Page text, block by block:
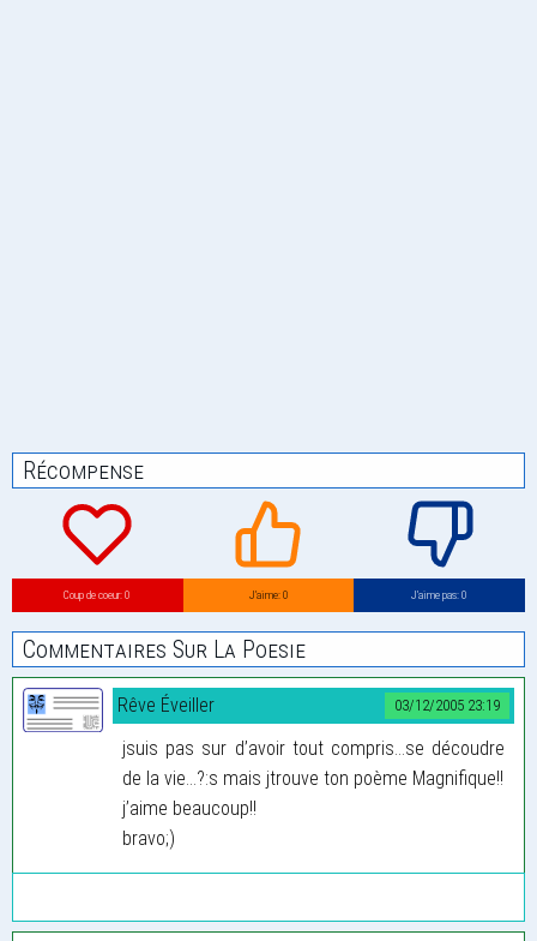
Récompense
Coup de coeur: 0 J’aime: 0 J’aime pas: 0
Commentaires Sur La Poesie
03/12/2005 23:19
Rêve Éveiller
jsuis pas sur d’avoir tout compris...se découdre
de la vie...?:s mais jtrouve ton poème Magnifique!!
j’aime beaucoup!!
bravo;)